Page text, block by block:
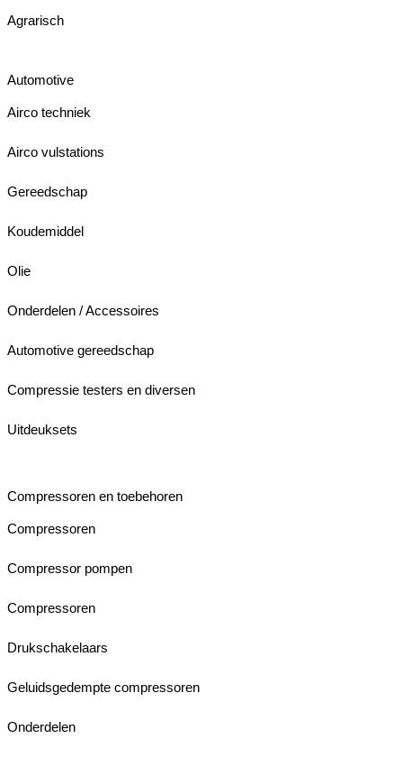
Agrarisch
Automotive
Airco techniek
Airco vulstations
Gereedschap
Koudemiddel
Olie
Onderdelen / Accessoires
Automotive gereedschap
Compressie testers en diversen
Uitdeuksets
Compressoren en toebehoren
Compressoren
Compressor pompen
Compressoren
Drukschakelaars
Geluidsgedempte compressoren
Onderdelen